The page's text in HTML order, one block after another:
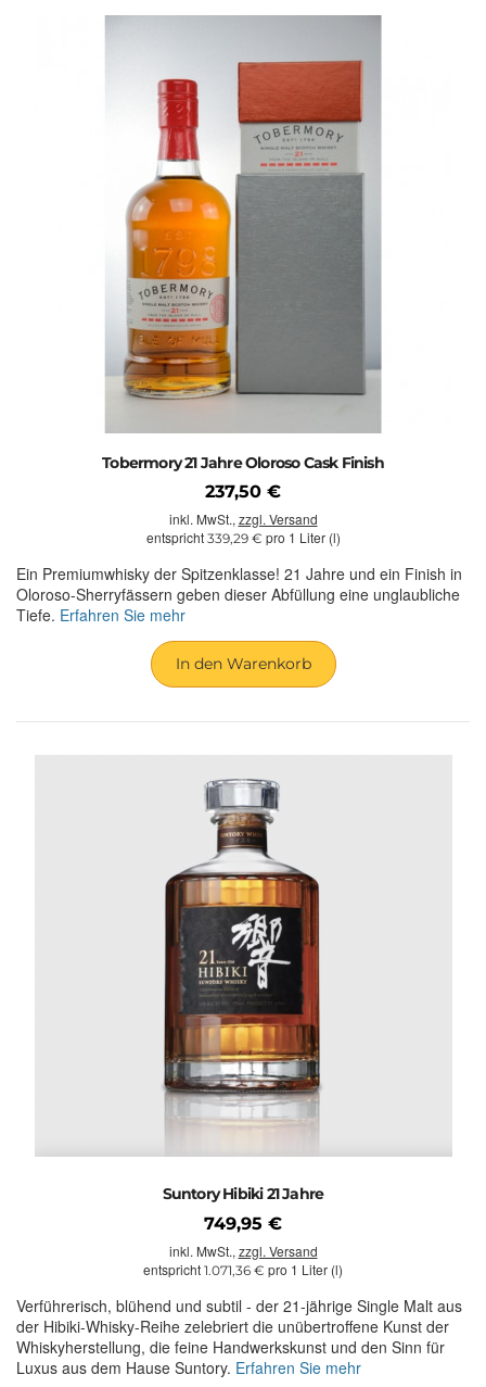
Tobermory 21 Jahre Oloroso Cask Finish
237,50 €
inkl. MwSt., zzgl. Versand
entspricht 339,29 € pro 1 Liter (l)
Ein Premiumwhisky der Spitzenklasse! 21 Jahre und ein Finish in
Oloroso-Sherryfässern geben dieser Abfüllung eine unglaubliche
Tiefe. Erfahren Sie mehr
In den Warenkorb
Suntory Hibiki 21 Jahre
749,95 €
inkl. MwSt., zzgl. Versand
entspricht 1.071,36 € pro 1 Liter (l)
Verführerisch, blühend und subtil - der 21-jährige Single Malt aus
der Hibiki-Whisky-Reihe zelebriert die unübertroffene Kunst der
Whiskyherstellung, die feine Handwerkskunst und den Sinn für
Luxus aus dem Hause Suntory. Erfahren Sie mehr